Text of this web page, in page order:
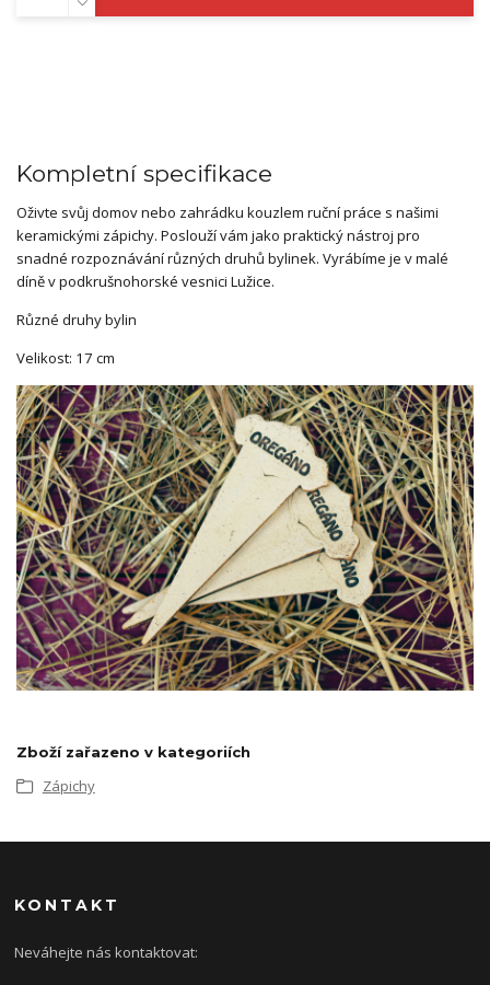
Kompletní specifikace
Oživte svůj domov nebo zahrádku kouzlem ruční práce s našimi
keramickými zápichy. Poslouží vám jako praktický nástroj pro
snadné rozpoznávání různých druhů bylinek. Vyrábíme je v malé
díně v podkrušnohorské vesnici Lužice.
Různé druhy bylin
Velikost: 17 cm
Zboží zařazeno v kategoriích
Zápichy
KONTAKT
Neváhejte nás kontaktovat: